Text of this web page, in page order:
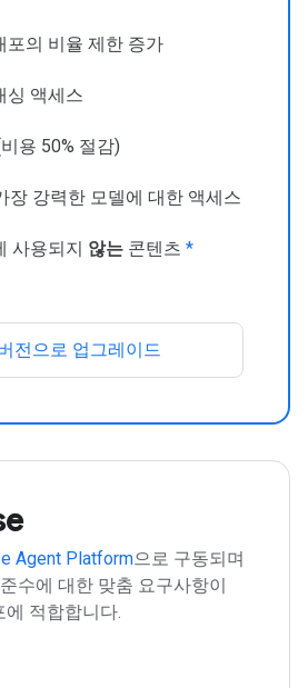
포의 비율 제한 증가
싱 액세스
용 50% 절감)
장 강력한 모델에 대한 액세스
사용되지 않는 콘텐츠 *
전으로 업그레이드
Agent Platform으로 구동되며
수에 대한 맞춤 요구사항이
적합합니다.